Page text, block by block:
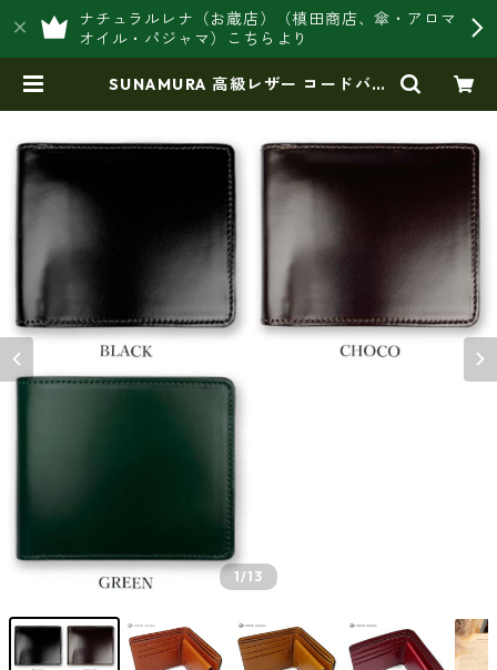
ナチュラルレナ（お蔵店）（槙田商店、傘・アロマ
オイル・パジャマ）こちらより
SUNAMURA 高級レザー コードバン
バッグ製造販売【日本製・バッグ財
布 専門店】レナ ジャパンメイ
ド ショップ
1/13